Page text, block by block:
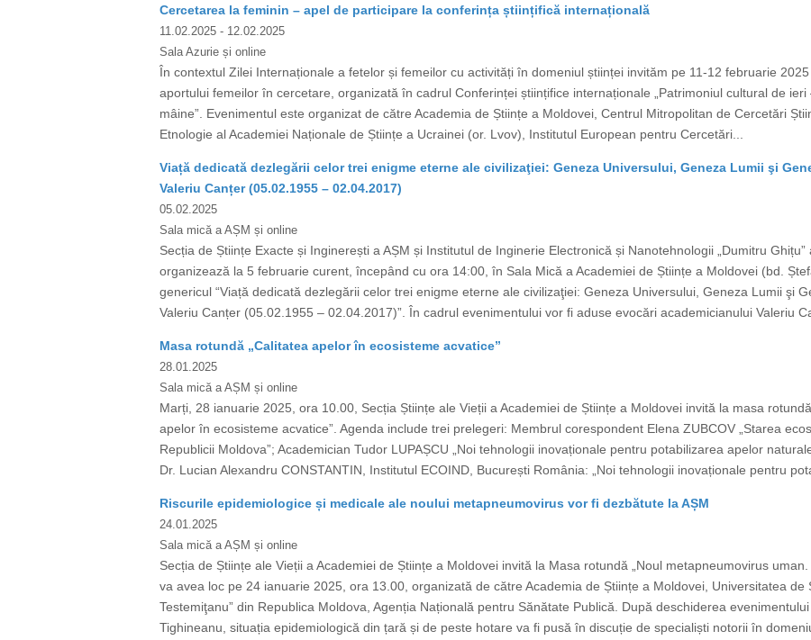
Cercetarea la feminin – apel de participare la conferința științifică internațională
11.02.2025 - 12.02.2025
Sala Azurie și online
În contextul Zilei Internaționale a fetelor și femeilor cu activități în domeniul științei invităm pe 11-12 februarie
aportului femeilor în cercetare, organizată în cadrul Conferinței științifice internaționale „Patrimoniul cultural de
mâine”. Evenimentul este organizat de către Academia de Științe a Moldovei, Centrul Mitropolitan de Cercetări
Etnologie al Academiei Naționale de Științe a Ucrainei (or. Lvov), Institutul European pentru Cercetări...
Viață dedicată dezlegării celor trei enigme eterne ale civilizaţiei: Geneza Universului, Geneza Lumii şi
Valeriu Canțer (05.02.1955 – 02.04.2017)
05.02.2025
Sala mică a AȘM și online
Secția de Științe Exacte și Inginerești a AȘM și Institutul de Inginerie Electronică și Nanotehnologii „Dumitru Ghițu”
organizează la 5 februarie curent, începând cu ora 14:00, în Sala Mică a Academiei de Științe a Moldovei (bd.
genericul “Viață dedicată dezlegării celor trei enigme eterne ale civilizaţiei: Geneza Universului, Geneza Lumii şi
Valeriu Canțer (05.02.1955 – 02.04.2017)”. În cadrul evenimentului vor fi aduse evocări academicianului Valeriu
Masa rotundă „Calitatea apelor în ecosisteme acvatice”
28.01.2025
Sala mică a AȘM și online
Marți, 28 ianuarie 2025, ora 10.00, Secția Științe ale Vieții a Academiei de Științe a Moldovei invită la masa
apelor în ecosisteme acvatice”. Agenda include trei prelegeri: Membrul corespondent Elena ZUBCOV „Starea
Republicii Moldova”; Academician Tudor LUPAȘCU „Noi tehnologii inovaționale pentru potabilizarea apelor
Dr. Lucian Alexandru CONSTANTIN, Institutul ECOIND, București România: „Noi tehnologii inovaționale pentru
Riscurile epidemiologice și medicale ale noului metapneumovirus vor fi dezbătute la AȘM
24.01.2025
Sala mică a AȘM și online
Secția de Științe ale Vieții a Academiei de Științe a Moldovei invită la Masa rotundă „Noul metapneumovirus
va avea loc pe 24 ianuarie 2025, ora 13.00, organizată de către Academia de Științe a Moldovei, Universitatea de
Testemiţanu” din Republica Moldova, Agenția Națională pentru Sănătate Publică. După deschiderea
Tighineanu, situația epidemiologică din țară și de peste hotare va fi pusă în discuție de specialiști notorii în